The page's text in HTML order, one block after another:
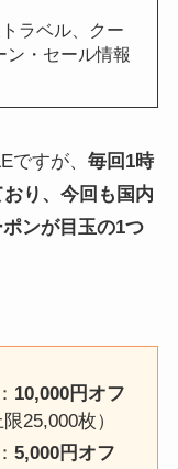
ラベル、クー
ン・セール情報
ですが、 毎回1時
り、今回も国内
ンが目玉の1つ
： 10,000円オフ
25,000枚）
： 5,000円オフ